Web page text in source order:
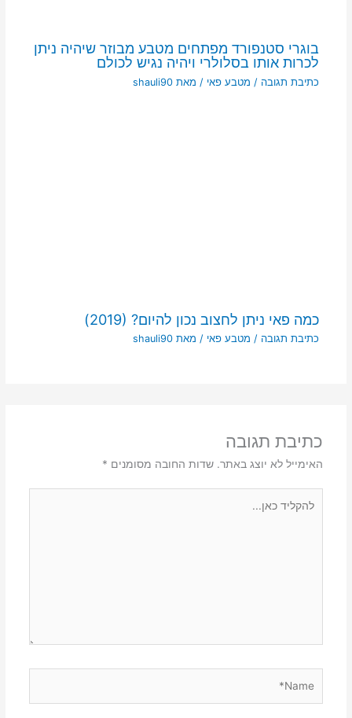
בוגרי סטנפורד מפתחים מטבע מבוזר שיהיה ניתן
לכרות אותו בסלולרי ויהיה נגיש לכולם
כתיבת תגובה / מטבע פאי / מאת shauli90
כמה פאי ניתן לחצוב נכון להיום? (2019)
כתיבת תגובה / מטבע פאי / מאת shauli90
כתיבת תגובה
האימייל לא יוצג באתר. שדות החובה מסומנים *
כאן...